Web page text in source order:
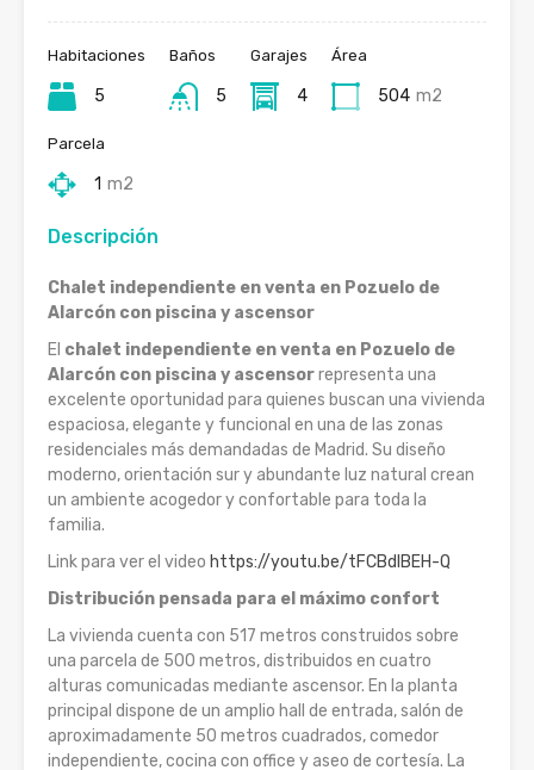
Habitaciones
5
Baños
5
Garajes
4
Área
504 m2
Parcela
1 m2
Descripción
Chalet independiente en venta en Pozuelo de
Alarcón con piscina y ascensor
El chalet independiente en venta en Pozuelo de
Alarcón con piscina y ascensorrepresenta una
excelente oportunidad para quienes buscan una vivienda
espaciosa, elegante y funcional en una de las zonas
residenciales más demandadas de Madrid. Su diseño
moderno, orientación sur y abundante luz natural crean
un ambiente acogedor y confortable para toda la
familia.
Link para ver el video https://youtu.be/tFCBdIBEH-Q
Distribución pensada para el máximo confort
La vivienda cuenta con 517 metros construidos sobre
una parcela de 500 metros, distribuidos en cuatro
alturas comunicadas mediante ascensor. En la planta
principal dispone de un amplio hall de entrada, salón de
aproximadamente 50 metros cuadrados, comedor
independiente, cocina con office y aseo de cortesía. La